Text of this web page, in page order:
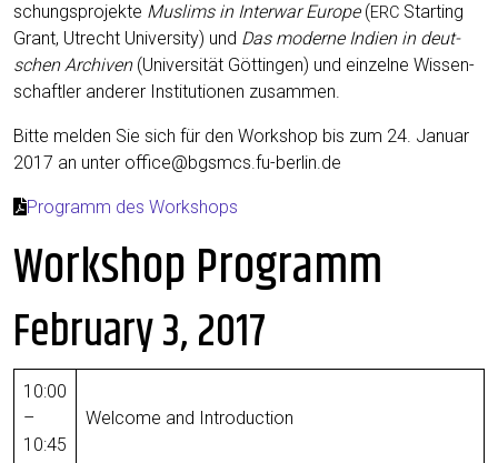
schungs­pro­jek­te Mus­lims in Inter­war Euro­pe(ERC Start­ing
Grant, Utrecht Uni­ver­si­ty) und Das moder­ne Indi­en in deut­
schen Archi­ven(Uni­ver­si­tät Göt­tin­gen) und ein­zel­ne Wis­sen­
schaft­ler ande­rer Insti­tu­tio­nen zusammen.
Bit­te mel­den Sie sich für den Work­shop bis zum 24. Janu­ar
2017 an unter office@bgsmcs.fu-berlin.de
Pro­gramm des Workshops
Workshop Programm
February 3, 2017
10:00
–
10:45
Wel­co­me and Introduction